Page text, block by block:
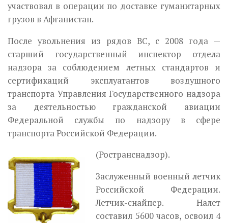
участвовал в операции по доставке гуманитарных
грузов в Афганистан.
После увольнения из рядов ВС, с 2008 года —
старший государственный инспектор отдела
надзора за соблюдением летных стандартов и
сертификаций эксплуатантов воздушного
транспорта Управления Государственного надзора
за деятельностью гражданской авиации
Федеральной службы по надзору в сфере
транспорта Российской Федерации.
(Ространснадзор).
Заслуженный военный летчик
Российской Федерации.
Летчик-снайпер. Налет
составил 5600 часов, освоил 4